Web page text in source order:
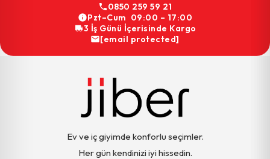
0850 259 59 21
Pzt–Cum 09:00 – 17:00
3 İş Günü İçerisinde Kargo
[email protected]
Ev ve iç giyimde konforlu seçimler.
Her gün kendinizi iyi hissedin.